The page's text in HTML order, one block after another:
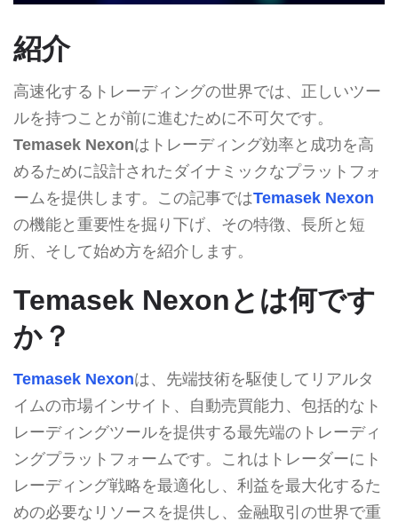
紹介
高速化するトレーディングの世界では、正しいツー
ルを持つことが前に進むために不可欠です。
Temasek Nexonはトレーディング効率と成功を高
めるために設計されたダイナミックなプラットフォ
ームを提供します。この記事ではTemasek Nexon
の機能と重要性を掘り下げ、その特徴、長所と短
所、そして始め方を紹介します。
Temasek Nexonとは何です
か？
Temasek Nexonは、先端技術を駆使してリアルタ
イムの市場インサイト、自動売買能力、包括的なト
レーディングツールを提供する最先端のトレーディ
ングプラットフォームです。これはトレーダーにト
レーディング戦略を最適化し、利益を最大化するた
めの必要なリソースを提供し、金融取引の世界で重